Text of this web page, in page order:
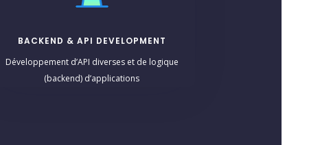
BACKEND & API DEVELOPMENT
Développement d’API diverses et de logique
(backend) d’applications